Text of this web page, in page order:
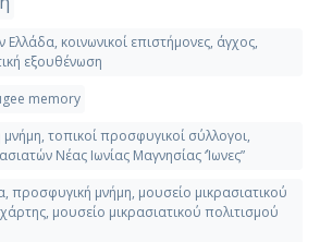
κοινωνικοί επιστήμονες, άγχος,
εξουθένωση
memory
τοπικοί προσφυγικοί σύλλογοι,
Νέας Ιωνίας Μαγνησίας ‘Ίωνες”
προσφυγική μνήμη, μουσείο μικρασιατικού
μουσείο μικρασιατικού πολιτισμού